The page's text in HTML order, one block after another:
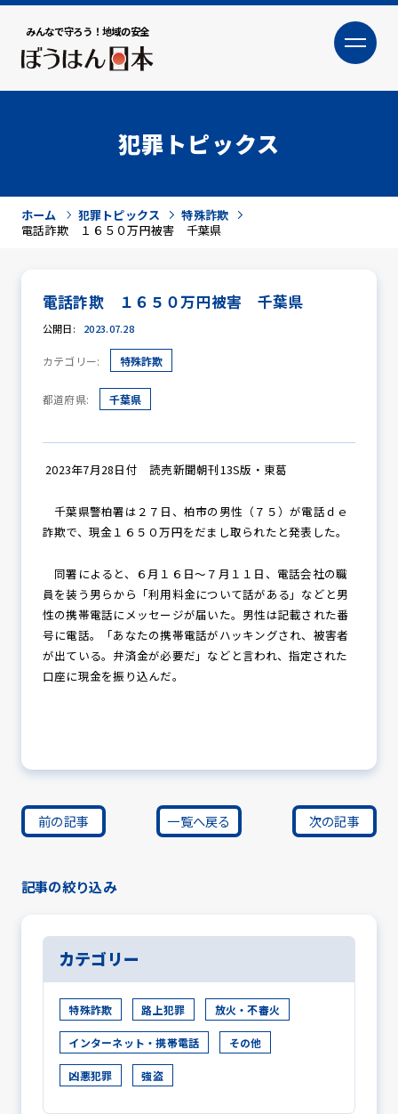
みんなで守ろう！地域の安全
大
防犯活動ニュース
防犯パトロール
防犯セミナー
防犯対策情報
犯罪トピックス
ホーム 犯罪トピックス
特殊詐欺
電話詐欺 １６５０万円被害 千葉県
電話詐欺 １６５０万円被害 千葉県
公開日: 2023.07.28
カテゴリー: 特殊詐欺
都道府県: 千葉県
2023年7月28日付 読売新聞朝刊13S版・東葛
千葉県警柏署は２７日、柏市の男性（７５）が電話ｄｅ
詐欺で、現金１６５０万円をだまし取られたと発表した。
同署によると、６月１６日～７月１１日、電話会社の職
員を装う男らから「利用料金について話がある」などと男
性の携帯電話にメッセージが届いた。男性は記載された番
号に電話。「あなたの携帯電話がハッキングされ、被害者
が出ている。弁済金が必要だ」などと言われ、指定された
口座に現金を振り込んだ。
前の記事 一覧へ戻る 次の記事
記事の絞り込み
カテゴリー
特殊詐欺 路上犯罪 放火・不審火
インターネット・携帯電話 その他
凶悪犯罪 強盗